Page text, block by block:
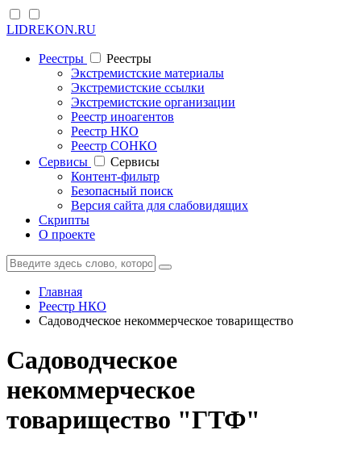
LIDREKON.RU
Реестры
Реестры
Экстремистские материалы
Экстремистские ссылки
Экстремистские организации
Реестр иноагентов
Реестр НКО
Реестр СОНКО
Cервисы
Cервисы
Контент-фильтр
Безопасный поиск
Версия сайта для слабовидящих
Скрипты
О проекте
Главная
Реестр НКО
Садоводческое некоммерческое товарищество
Садоводческое
некоммерческое
товарищество "ГТФ"